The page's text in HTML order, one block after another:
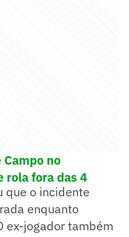
Campo no
rola fora das 4
que o incidente
enquanto
ex-jogador também